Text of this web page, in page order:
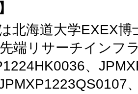
北海道大学EXEX
端リサーチインフ
、